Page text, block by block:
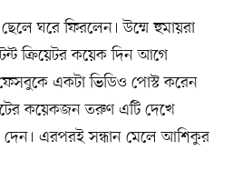
ঘরে ফিরলেন। উম্মে হুমায়রা
ক্রিয়েটর কয়েক দিন আগে
একটা ভিডিও পোস্ট করেন
কয়েকজন তরুণ এটি দেখে
এরপরই সন্ধান মেলে আশিকুর